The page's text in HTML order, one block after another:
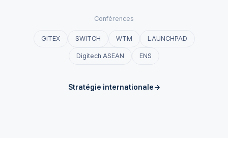
Conférences
GITEX SWITCH WTM LAUNCHPAD
Digitech ASEAN ENS
Stratégie internationale